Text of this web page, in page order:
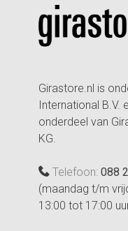
Girastore.nl is
International B.V.
onderdeel van
KG.
Telefoon: 088
(maandag t/m
13:00 tot 17:00